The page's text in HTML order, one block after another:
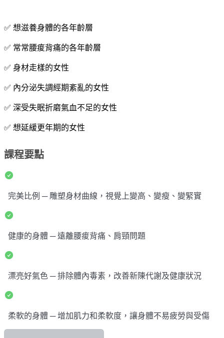
✅ 想滋養身體的各年齡層
✅ 常常腰痠背痛的各年齡層
✅ 身材走樣的女性
✅ 內分泌失調經期紊亂的女性
✅ 深受失眠折磨氣血不足的女性
✅ 想延緩更年期的女性
課程要點
完美比例 ─ 雕塑身材曲線，視覺上變高、變瘦、變緊實
健康的身體 ─ 遠離腰痠背痛、肩頸問題
漂亮好氣色 ─ 排除體內毒素，改善新陳代謝及健康狀況
柔軟的身體 ─ 增加肌力和柔軟度，讓身體不易疲勞與受傷